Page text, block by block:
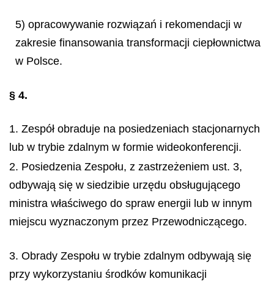
5) opracowywanie rozwiązań i rekomendacji w
zakresie finansowania transformacji ciepłownictwa
w Polsce.
§ 4.
1. Zespół obraduje na posiedzeniach stacjonarnych
lub w trybie zdalnym w formie wideokonferencji.
2. Posiedzenia Zespołu, z zastrzeżeniem ust. 3,
odbywają się w siedzibie urzędu obsługującego
ministra właściwego do spraw energii lub w innym
miejscu wyznaczonym przez Przewodniczącego.
3. Obrady Zespołu w trybie zdalnym odbywają się
przy wykorzystaniu środków komunikacji